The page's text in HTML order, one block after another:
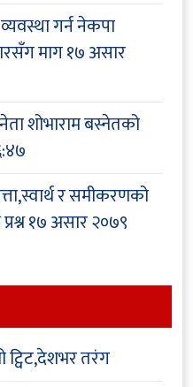
गर्न नेकपा
माग१७ असार
शोभाराम बस्नेतको
र समीकरणको
१७ असार २०७९
ट्विट,देशभर तरंग